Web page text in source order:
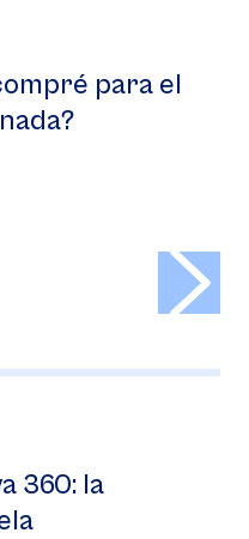
para el
360: la